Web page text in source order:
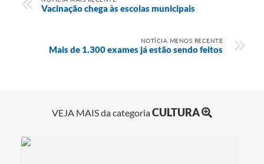
Vacinação chega às escolas municipais
NOTÍCIA MENOS RECENTE
Mais de 1.300 exames já estão sendo feitos
VEJA MAIS da categoriaCULTURA